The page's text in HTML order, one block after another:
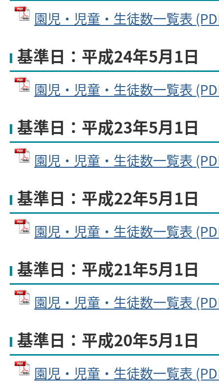
園児・児童・生徒数一覧表
基準日：平成24年5月1日
園児・児童・生徒数一覧表
基準日：平成23年5月1日
園児・児童・生徒数一覧表
基準日：平成22年5月1日
園児・児童・生徒数一覧表
基準日：平成21年5月1日
園児・児童・生徒数一覧表
基準日：平成20年5月1日
園児・児童・生徒数一覧表